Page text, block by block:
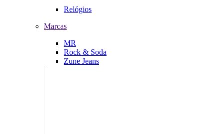
Relógios
Marcas
MR
Rock & Soda
Zune Jeans